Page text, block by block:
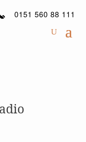
0151 560 88 111